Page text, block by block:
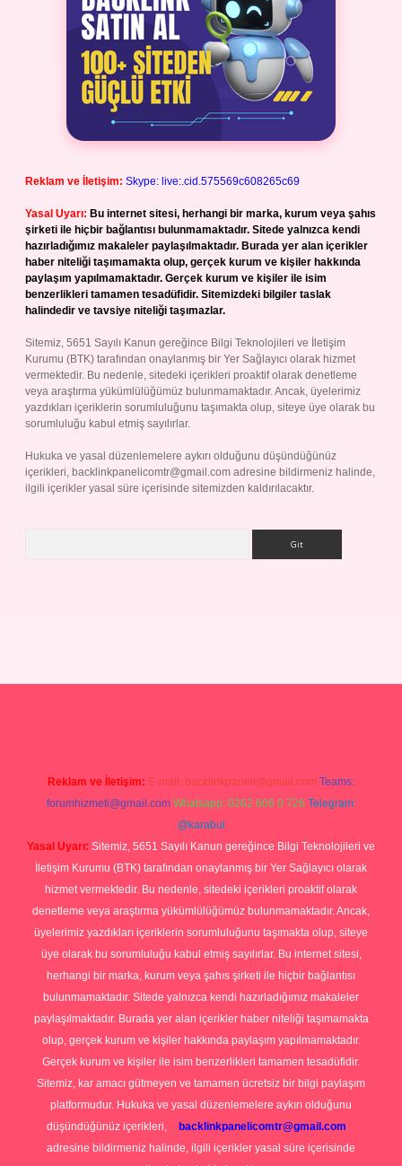
Reklam ve İletişim: Skype: live:.cid.575569c608265c69
Yasal Uyarı: Bu internet sitesi, herhangi bir marka, kurum veya şahıs
şirketi ile hiçbir bağlantısı bulunmamaktadır. Sitede yalnızca kendi
hazırladığımız makaleler paylaşılmaktadır. Burada yer alan içerikler
haber niteliği taşımamakta olup, gerçek kurum ve kişiler hakkında
paylaşım yapılmamaktadır. Gerçek kurum ve kişiler ile isim
benzerlikleri tamamen tesadüfidir. Sitemizdeki bilgiler taslak
halindedir ve tavsiye niteliği taşımazlar.
Sitemiz, 5651 Sayılı Kanun gereğince Bilgi Teknolojileri ve İletişim
Kurumu (BTK) tarafından onaylanmış bir Yer Sağlayıcı olarak hizmet
vermektedir. Bu nedenle, sitedeki içerikleri proaktif olarak denetleme
veya araştırma yükümlülüğümüz bulunmamaktadır. Ancak, üyelerimiz
yazdıkları içeriklerin sorumluluğunu taşımakta olup, siteye üye olarak bu
sorumluluğu kabul etmiş sayılırlar.
Hukuka ve yasal düzenlemelere aykırı olduğunu düşündüğünüz
içerikleri, backlinkpanelicomtr@gmail.com adresine bildirmeniz halinde,
ilgili içerikler yasal süre içerisinde sitemizden kaldırılacaktır.
Reklam ve İletişim: E-mail: backlinkpaneli@gmail.com Teams:
forumhizmeti@gmail.com Whatsapp: 0262 606 0 726 Telegram:
@karabul
Yasal Uyarı: Sitemiz, 5651 Sayılı Kanun gereğince Bilgi Teknolojileri ve
İletişim Kurumu (BTK) tarafından onaylanmış bir Yer Sağlayıcı olarak
hizmet vermektedir. Bu nedenle, sitedeki içerikleri proaktif olarak
denetleme veya araştırma yükümlülüğümüz bulunmamaktadır. Ancak,
üyelerimiz yazdıkları içeriklerin sorumluluğunu taşımakta olup, siteye
üye olarak bu sorumluluğu kabul etmiş sayılırlar. Bu internet sitesi,
herhangi bir marka, kurum veya şahıs şirketi ile hiçbir bağlantısı
bulunmamaktadır. Sitede yalnızca kendi hazırladığımız makaleler
paylaşılmaktadır. Burada yer alan içerikler haber niteliği taşımamakta
olup, gerçek kurum ve kişiler hakkında paylaşım yapılmamaktadır.
Gerçek kurum ve kişiler ile isim benzerlikleri tamamen tesadüfidir.
Sitemiz, kar amacı gütmeyen ve tamamen ücretsiz bir bilgi paylaşım
platformudur. Hukuka ve yasal düzenlemelere aykırı olduğunu
düşündüğünüz içerikleri,
backlinkpanelicomtr@gmail.com
adresine bildirmeniz halinde, ilgili içerikler yasal süre içerisinde